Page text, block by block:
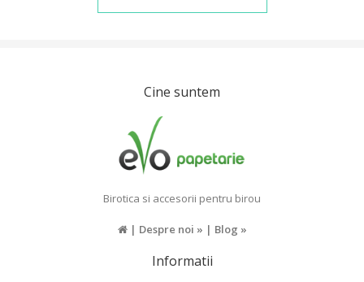
Cine suntem
Birotica si accesorii pentru birou
| Despre noi » | Blog »
Informatii